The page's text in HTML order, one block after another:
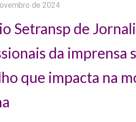
de 2024
Setransp de
da imprensa
que impacta na